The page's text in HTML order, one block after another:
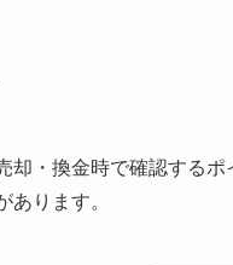
却・換金時で確認する
あります。